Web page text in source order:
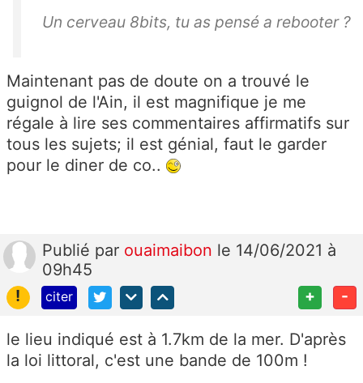
Un cerveau 8bits, tu as pensé a rebooter ?
Maintenant pas de doute on a trouvé le
guignol de l'Ain, il est magnifique je me
régale à lire ses commentaires affirmatifs sur
tous les sujets; il est génial, faut le garder
pour le diner de co..
Publié par ouaimaibon le 14/06/2021 à
09h45
!
citer + -
le lieu indiqué est à 1.7km de la mer. D'après
la loi littoral, c'est une bande de 100m !